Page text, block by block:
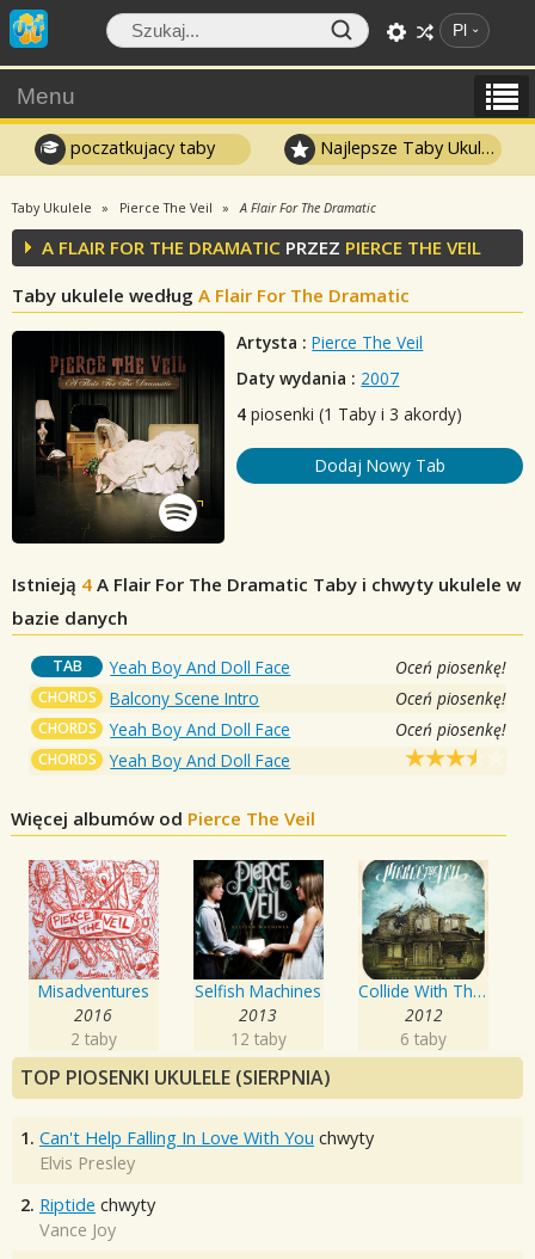
Pl
Menu
poczatkujacy taby Najlepsze Taby Ukulele
Taby Ukulele Pierce The Veil A Flair For The Dramatic
A FLAIR FOR THE DRAMATIC PRZEZ PIERCE THE VEIL
Taby ukulele według A Flair For The Dramatic
Artysta : Pierce The Veil
Daty wydania : 2007
4 piosenki (1 Taby i 3 akordy)
Dodaj Nowy Tab
Istnieją 4 A Flair For The Dramatic Taby i chwyty ukulele w
bazie danych
TAB Yeah Boy And Doll Face Oceń piosenkę!
CHORDS Balcony Scene Intro Oceń piosenkę!
CHORDS Yeah Boy And Doll Face Oceń piosenkę!
CHORDS Yeah Boy And Doll Face
Więcej albumów od Pierce The Veil
Misadventures
2016
2 taby
Selfish Machines
2013
12 taby
Collide With The Sky
2012
6 taby
TOP PIOSENKI UKULELE (SIERPNIA)
1. Can't Help Falling In Love With You chwyty
Elvis Presley
2. Riptide chwyty
Vance Joy